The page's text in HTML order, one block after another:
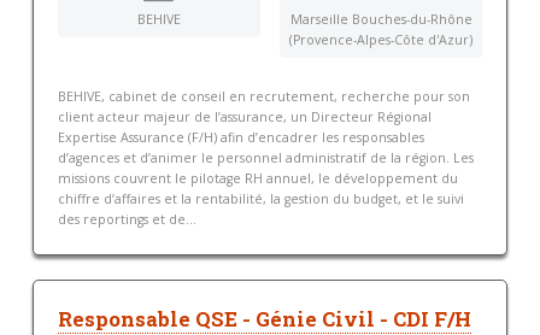
BEHIVE
Marseille Bouches-du-Rhône
(Provence-Alpes-Côte d'Azur)
BEHIVE, cabinet de conseil en recrutement, recherche pour son
client acteur majeur de l’assurance, un Directeur Régional
Expertise Assurance (F/H) afin d’encadrer les responsables
d’agences et d’animer le personnel administratif de la région. Les
missions couvrent le pilotage RH annuel, le développement du
chiffre d’affaires et la rentabilité, la gestion du budget, et le suivi
des reportings et de...
Responsable QSE - Génie Civil - CDI F/H